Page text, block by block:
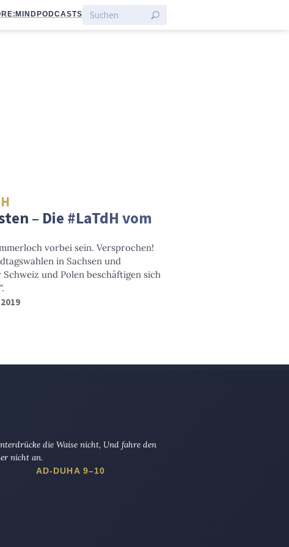
RE:MIND PODCASTS
– Die #LaTdH vom
vorbei sein. Versprochen!
in Sachsen und
und Polen beschäftigen sich
die Waise nicht, Und fahre den
nicht an.
AD-DUHA 9–10